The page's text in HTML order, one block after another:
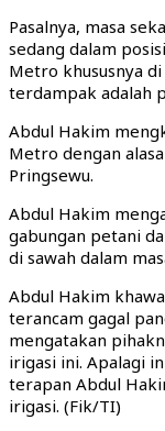
Pasalnya, masa
sedang dalam
Metro khususnya
terdampak adalah
Abdul Hakim
Metro dengan
Pringsewu.
Abdul Hakim
gabungan petani
di sawah dalam
Abdul Hakim
terancam gagal
mengatakan
irigasi ini. Apalagi
terapan Abdul
irigasi. (Fik/TI)